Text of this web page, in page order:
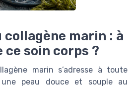
collagène marin : à
ce soin corps ?
marin s’adresse à toute
peau douce et souple au